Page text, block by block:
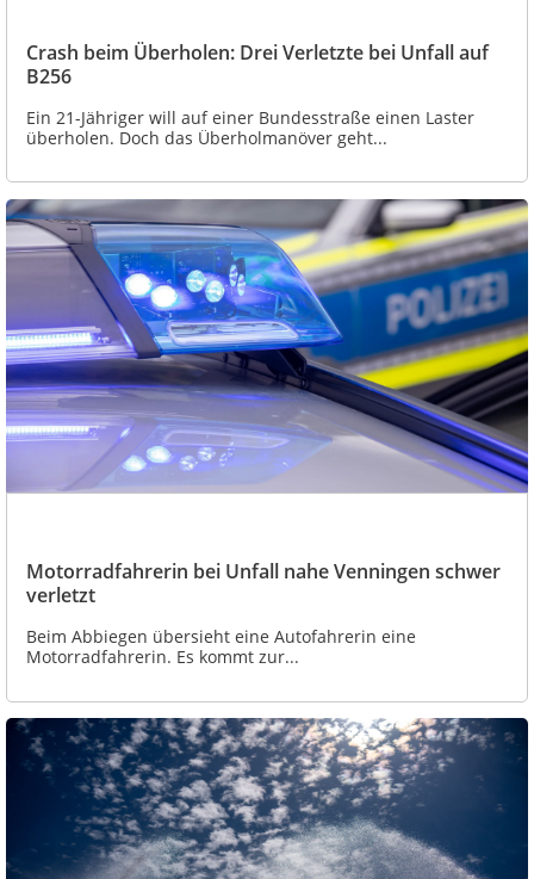
Crash beim Überholen: Drei Verletzte bei Unfall auf
B256
Ein 21-Jähriger will auf einer Bundesstraße einen Laster
überholen. Doch das Überholmanöver geht...
Motorradfahrerin bei Unfall nahe Venningen schwer
verletzt
Beim Abbiegen übersieht eine Autofahrerin eine
Motorradfahrerin. Es kommt zur...